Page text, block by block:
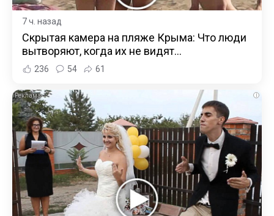
7 ч. назад
Скрытая камера на пляже Крыма: Что люди
вытворяют, когда их не видят...
236 54 61
i